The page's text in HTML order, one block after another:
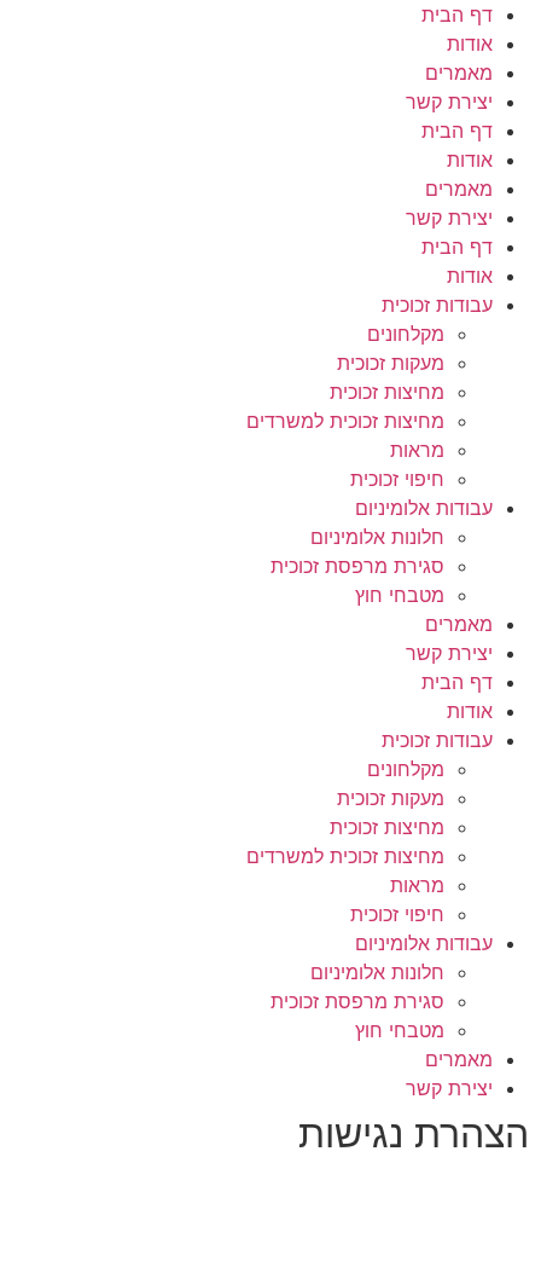
לתוכן דף הבית
אודות
מאמרים
יצירת קשר
דף הבית
אודות
מאמרים
יצירת קשר
דף הבית
אודות
עבודות זכוכית
מקלחונים
מעקות זכוכית
מחיצות זכוכית
מחיצות זכוכית למשרדים
מראות
חיפוי זכוכית
עבודות אלומיניום
חלונות אלומיניום
סגירת מרפסת זכוכית
מטבחי חוץ
מאמרים
יצירת קשר
דף הבית
אודות
עבודות זכוכית
מקלחונים
מעקות זכוכית
מחיצות זכוכית
מחיצות זכוכית למשרדים
מראות
חיפוי זכוכית
עבודות אלומיניום
חלונות אלומיניום
סגירת מרפסת זכוכית
מטבחי חוץ
מאמרים
יצירת קשר
הצהרת נגישות